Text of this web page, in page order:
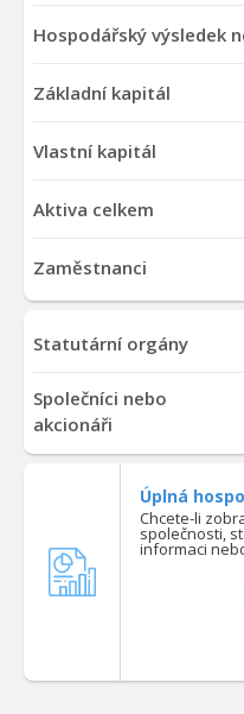
Hospodářský výsledek
Základní kapitál
Vlastní kapitál
Aktiva celkem
Zaměstnanci
Statutární orgány
Společníci nebo
akcionáři
Úplná
Chcete-li
společnosti,
informaci